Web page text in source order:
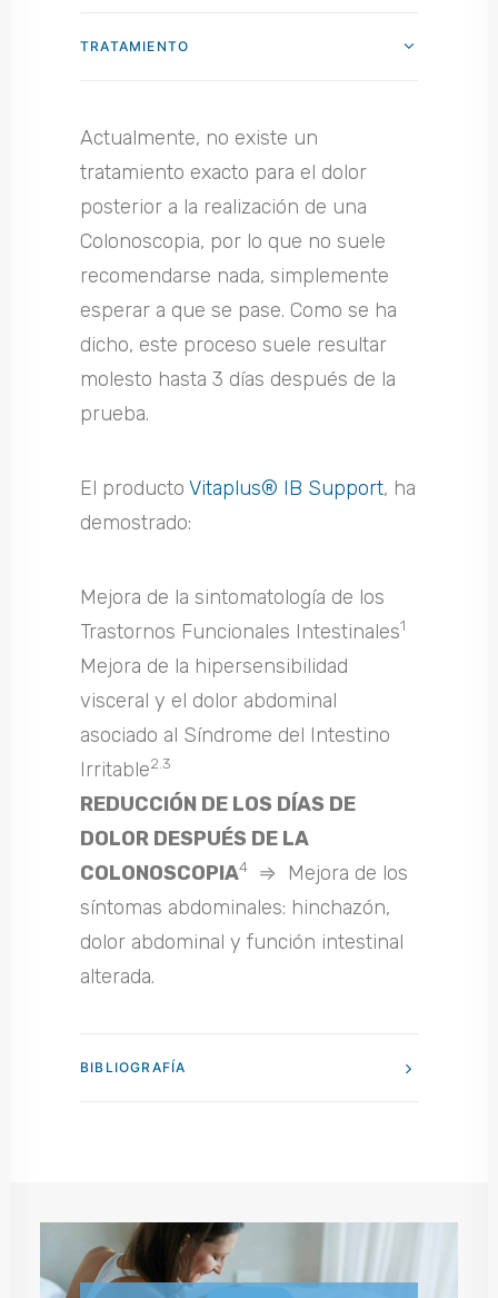
TRATAMIENTO
Actualmente, no existe un
tratamiento exacto para el dolor
posterior a la realización de una
Colonoscopia, por lo que no suele
recomendarse nada, simplemente
esperar a que se pase. Como se ha
dicho, este proceso suele resultar
molesto hasta 3 días después de la
prueba.
El producto Vitaplus® IB Support, ha
demostrado:
Mejora de la sintomatología de los
Trastornos Funcionales Intestinales1
Mejora de la hipersensibilidad
visceral y el dolor abdominal
asociado al Síndrome del Intestino
Irritable2.3
REDUCCIÓN DE LOS DÍAS DE
DOLOR DESPUÉS DE LA
COLONOSCOPIA4
⇒ Mejora de los
síntomas abdominales: hinchazón,
dolor abdominal y función intestinal
alterada.
BIBLIOGRAFÍA